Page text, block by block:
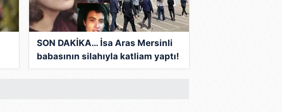
SON DAKİKA… İsa Aras Mersinli
babasının silahıyla katliam yaptı!
Korkunç saldırıda dikkat çeken